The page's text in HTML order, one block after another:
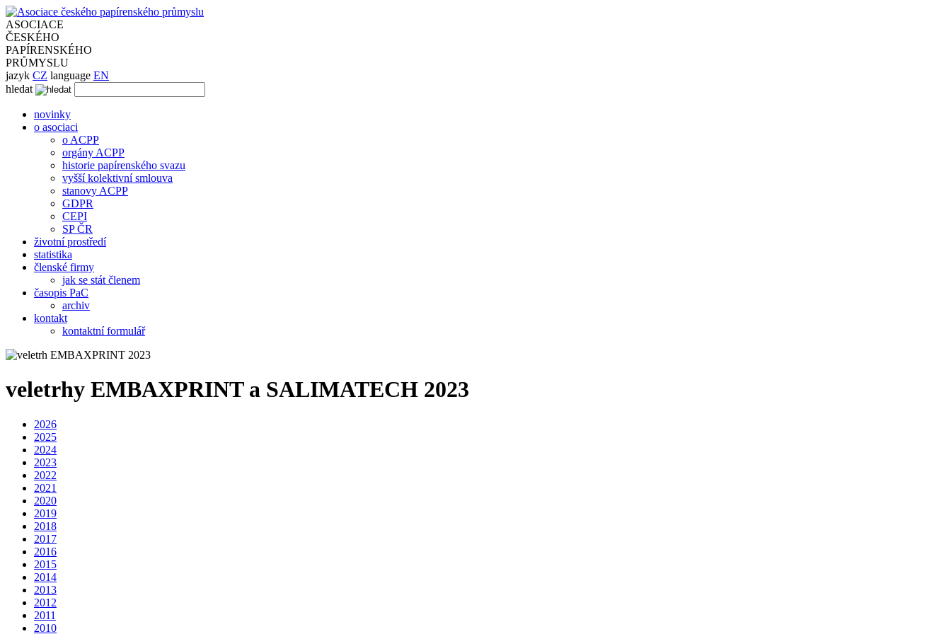
ASOCIACE
ČESKÉHO
PAPÍRENSKÉHO
PRŮMYSLU
jazyk CZ language EN
hledat
novinky
o asociaci
o ACPP
orgány ACPP
historie papírenského svazu
vyšší kolektivní smlouva
stanovy ACPP
GDPR
CEPI
SP ČR
životní prostředí
statistika
členské firmy
jak se stát členem
časopis PaC
archiv
kontakt
kontaktní formulář
veletrhy EMBAXPRINT a SALIMATECH 2023
2026
2025
2024
2023
2022
2021
2020
2019
2018
2017
2016
2015
2014
2013
2012
2011
2010